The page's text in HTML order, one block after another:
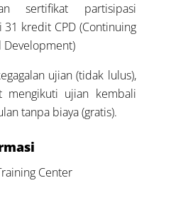
sertifikat partisipasi
31 kredit CPD (Continuing
Development)
ujian (tidak lulus),
mengikuti ujian kembali
tanpa biaya (gratis).
Center